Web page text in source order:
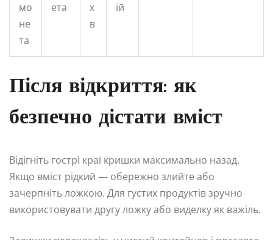
мо
не
та
ета
х
в
ій
Після відкриття: як
безпечно дістати вміст
Відігніть гострі краї кришки максимально назад.
Якщо вміст рідкий — обережно злийте або
зачерпніть ложкою. Для густих продуктів зручно
використовувати другу ложку або виделку як важіль.